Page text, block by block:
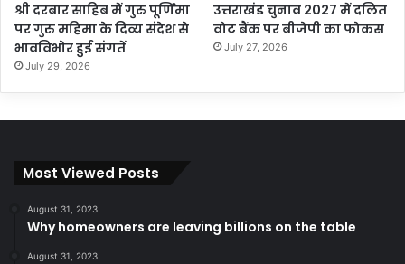
श्री दरबार साहिब में गुरु पूर्णिमा
पर गुरु महिमा के दिव्य संदेश से
भावविभोर हुई संगतें
July 29, 2026
उत्तराखंड चुनाव 2027 में दलित
वोट बैंक पर बीजेपी का फोकस
July 27, 2026
Most Viewed Posts
August 31, 2023
Why homeowners are leaving billions on the table
August 31, 2023